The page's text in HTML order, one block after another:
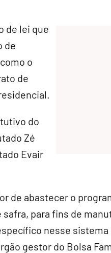
de lei que
de
o
de
do
Zé
Evair
de abastecer o
para fins de
nesse sistema
gestor do Bolsa